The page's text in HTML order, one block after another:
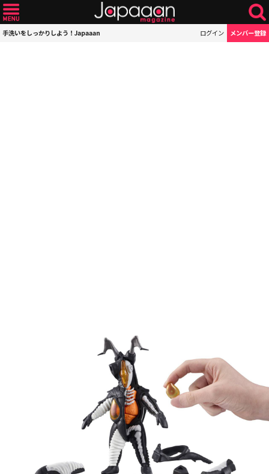
手洗いをしっかりしよう！Japaaan ログイン メンバー登録